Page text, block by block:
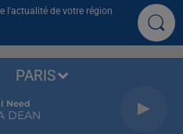
l'actualité de votre région
Need
DEAN
PARIS